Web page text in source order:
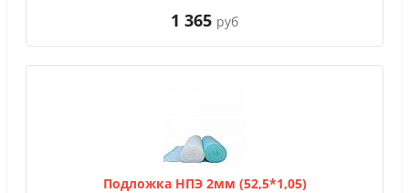
1 365 руб
Подложка НПЭ 2мм (52,5*1,05)